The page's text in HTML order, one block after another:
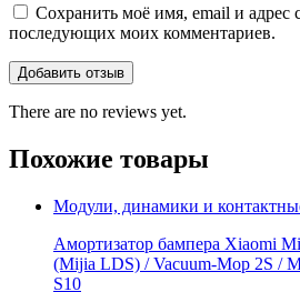
Сохранить моё имя, email и адрес
последующих моих комментариев.
There are no reviews yet.
Похожие товары
Модули, динамики и
Амортизатор бампера Xiaomi
(Mijia LDS) / Vacuum-Mop 2S /
S10